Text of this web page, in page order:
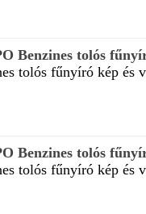
Benzines tolós
tolós fűnyíró kép és
Benzines tolós
tolós fűnyíró kép és